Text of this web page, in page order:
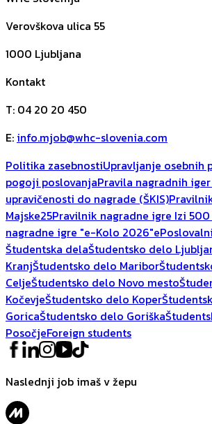
Verovškova ulica 55
1000 Ljubljana
Kontakt
T: 04 20 20 450
E: info.mjob@whc-slovenia.com
Politika zasebnostiUpravljanje osebnih
pogoji poslovanjaPravila nagradnih iger
upravičenosti do nagrade (ŠKIS)
Majske25Pravilnik nagradne igre Izi 500
nagradne igre "e-Kolo 2026"
Študentska delaŠtudentsko delo
KranjŠtudentsko delo Maribor
CeljeŠtudentsko delo Novo mesto
KočevjeŠtudentsko delo Koper
GoricaŠtudentsko delo Goriška
PosočjeForeign students
Naslednji job imaš v žepu